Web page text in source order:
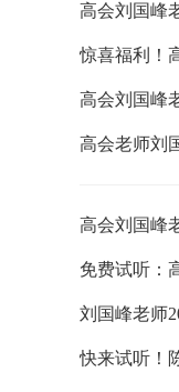
高会刘国峰
惊喜福利！
高会刘国峰
高会老师刘
高会刘国峰
免费试听：
刘国峰老师
快来试听！